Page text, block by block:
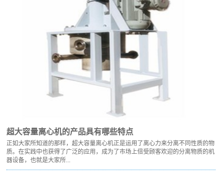
超大容量离心机的产品具有哪些特点
正如大家所知道的那样，超大容量离心机正是运用了离心力来分离不同性质的物
质。在实践中也获得了广泛的应用，成为了市场上倍受顾客欢迎的分离物质的机
器设备，也就是大家所...